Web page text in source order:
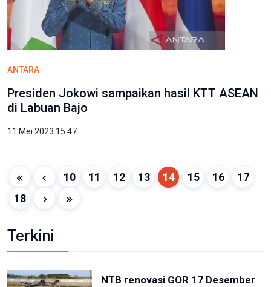
ANTARA
Presiden Jokowi sampaikan hasil KTT ASEAN
di Labuan Bajo
11 Mei 2023 15:47
10 11 12 13 14 15 16
17
18
Terkini
NTB renovasi GOR 17 Desember